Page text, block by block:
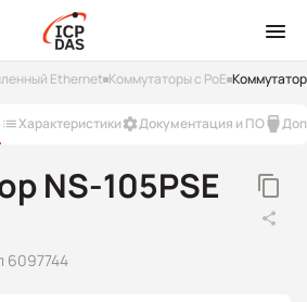
Ethernet Коммутаторы с PoE
Характеристики Документация и ПО
NS-105PSE
6097744